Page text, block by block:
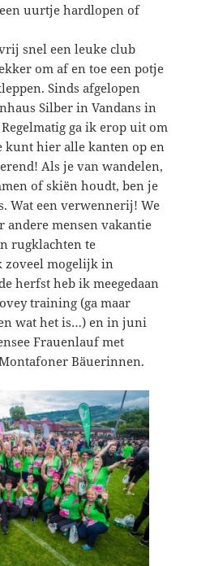
uurtje hardlopen of
snel een leuke club
om af en toe een potje
Sinds afgelopen
Silber in Vandans in
ga ik erop uit om
kunt hier alle kanten op en
Als je van wandelen,
of skiën houdt, ben je
Wat een verwennerij! We
andere mensen vakantie
rugklachten te
zoveel mogelijk in
herfst heb ik meegedaan
training (ga maar
wat het is…) en in juni
Frauenlauf met
Bäuerinnen.